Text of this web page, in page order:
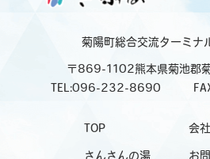
菊陽町総合交流ターミナ
〒869-1102熊本県菊池郡
TEL:096-232-8690
TOP 会